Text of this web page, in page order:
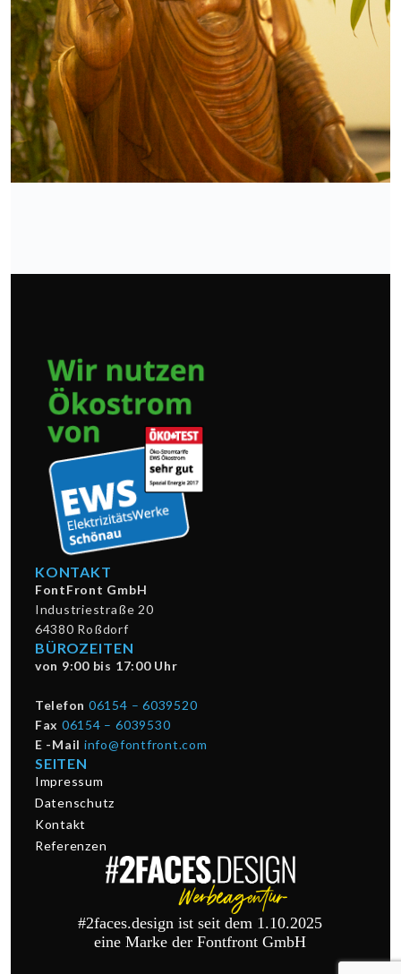
KONTAKT
FontFront GmbH
Industriestraße 20
64380 Roßdorf
BÜROZEITEN
von 9:00 bis 17:00 Uhr
Telefon 06154 – 6039520
Fax 06154 – 6039530
E -Mail info@fontfront.com
SEITEN
Impressum
Datenschutz
Kontakt
Referenzen
#2faces.design ist seit dem 1.10.2025
eine Marke der Fontfront GmbH